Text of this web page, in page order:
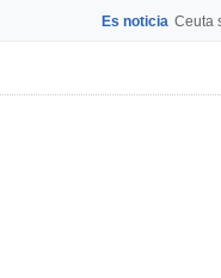
Es noticia Ceuta